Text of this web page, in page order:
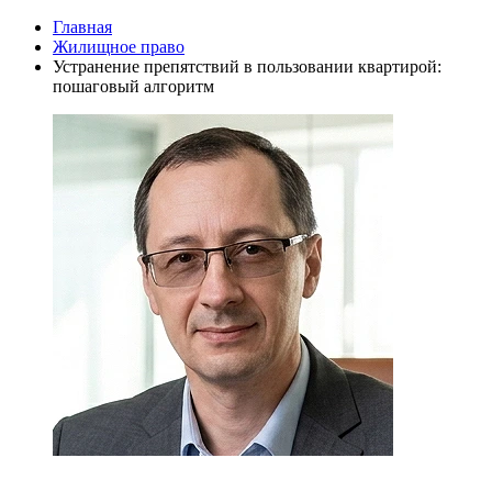
Главная
Жилищное право
Устранение препятствий в пользовании квартирой:
пошаговый алгоритм